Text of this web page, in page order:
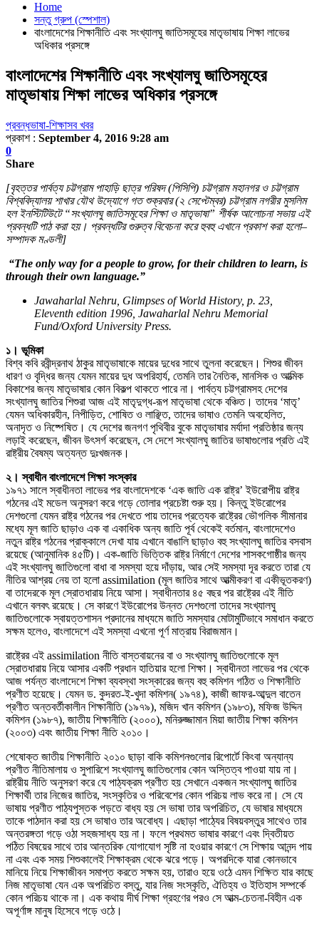
Home
সন্তু গ্রুপ (স্পেশাল)
বাংলাদেশের শিক্ষানীতি এবং সংখ্যালঘু জাতিসমূহের মাতৃভাষায় শিক্ষা লাভের
অধিকার প্রসঙ্গে
বাংলাদেশের শিক্ষানীতি এবং সংখ্যালঘু জাতিসমূহের
মাতৃভাষায় শিক্ষা লাভের অধিকার প্রসঙ্গে
প্রবন্ধভাষা-শিক্ষাসব খবর
প্রকাশ : September 4, 2016 9:28 am
0
Share
[বৃহত্তর পার্বত্য চট্টগ্রাম পাহাড়ি ছাত্র পরিষদ (পিসিপি) চট্টগ্রাম মহানগর ও চট্টগ্রাম
বিশ্ববিদ্যালয় শাখার যৌথ উদ্যোগে গত শুক্রবার (২ সেপ্টেম্বর) চট্টগ্রাম নগরীর মুসলিম
হল ইনস্টিটিউটে “সংখ্যালঘু জাতিসমূহের শিক্ষা ও মাতৃভাষা” শীর্ষক আলোচনা সভায় এই
প্রবন্ধটি পাঠ করা হয়। প্রবন্ধটির গুরুত্ব বিবেচনা করে হুবহু এখানে প্রকাশ করা হলো–
সম্পাদক মণ্ডলী]
“The only way for a people to grow, for their children to learn, is
through their own language.”
Jawaharlal Nehru, Glimpses of World History, p. 23,
Eleventh edition 1996, Jawaharlal Nehru Memorial
Fund/Oxford University Press.
১। ভূমিকা
বিশ্ব কবি রবীন্দ্রনাথ ঠাকুর মাতৃভাষাকে মায়ের দুধের সাথে তুলনা করেছেন। শিশুর জীবন
ধারণ ও বৃদ্ধির জন্য যেমন মায়ের দুধ অপরিহার্য, তেমনি তার নৈতিক, মানসিক ও আত্মিক
বিকাশের জন্য মাতৃভাষার কোন বিকল্প থাকতে পারে না। পার্বত্য চট্টগ্রামসহ দেশের
সংখ্যালঘু জাতির শিশুরা আজ এই মাতৃদুগ্ধ-রূপ মাতৃভাষা থেকে বঞ্চিত। তাদের ‘মাতৃ’
যেমন অধিকারহীন, নিপীড়িত, শোষিত ও লাঞ্ছিত, তাদের ভাষাও তেমনি অবহেলিত,
অনাদৃত ও নিষ্পেষিত। যে দেশের জনগণ পৃথিবীর বুকে মাতৃভাষার মর্যাদা প্রতিষ্ঠার জন্য
লড়াই করেছেন, জীবন উৎসর্গ করেছেন, সে দেশে সংখ্যালঘু জাতির ভাষাগুলোর প্রতি এই
রাষ্ট্রীয় বৈষম্য অত্যন্ত দুঃখজনক।
২। স্বাধীন বাংলাদেশে শিক্ষা সংস্কার
১৯৭১ সালে স্বাধীনতা লাভের পর বাংলাদেশকে ‘এক জাতি এক রাষ্ট্র’ ইউরোপীয় রাষ্ট্র
গঠনের এই মডেল অনুসরণ করে গড়ে তোলার প্রচেষ্টা শুরু হয়। কিন্তু ইউরোপের
দেশগুলো যেমন রাষ্ট্র গঠনের পর দেখতে পায় তাদের প্রত্যেক রাষ্ট্রের ভৌগলিক সীমানার
মধ্যে মূল জাতি ছাড়াও এক বা একাধিক অন্য জাতি পূর্ব থেকেই বর্তমান, বাংলাদেশেও
নতুন রাষ্ট্র গঠনের প্রাক্কালে দেখা যায় এখানে বাঙালি ছাড়াও বহু সংখ্যালঘু জাতির বসবাস
রয়েছে (আনুমানিক ৪৫টি)। এক-জাতি ভিত্তিক রাষ্ট্র নির্মাণে দেশের শাসকগোষ্ঠীর জন্য
এই সংখ্যালঘু জাতিগুলো বাধা বা সমস্যা হয়ে দাঁড়ায়, আর সেই সমস্যা দূর করতে তারা যে
নীতির আশ্রয় নেয় তা হলো assimilation (মূল জাতির সাথে আত্মীকরণ বা একীভূতকরণ)
বা তাদেরকে মূল স্রোতধারায় নিয়ে আসা। স্বাধীনতার ৪৫ বছর পর রাষ্ট্রের এই নীতি
এখানে বলবৎ রয়েছে। সে কারণে ইউরোপের উন্নত দেশগুলো তাদের সংখ্যালঘু
জাতিগুলোকে স্বায়ত্তশাসন প্রদানের মাধ্যমে জাতি সমস্যার মোটামুটিভাবে সমাধান করতে
সক্ষম হলেও, বাংলাদেশে এই সমস্যা এখনো পূর্ণ মাত্রায় বিরাজমান।
রাষ্ট্রের এই assimilation নীতি বাস্তবায়নের বা ও সংখ্যালঘু জাতিগুলোকে মূল
স্রোতধারায় নিয়ে আসার একটি প্রধান হাতিয়ার হলো শিক্ষা। স্বাধীনতা লাভের পর থেকে
আজ পর্যন্ত বাংলাদেশে শিক্ষা ব্যবস্থা সংস্কারের জন্য বহু কমিশন গঠিত ও শিক্ষানীতি
প্রণীত হয়েছে। যেমন ড. কুদরত-ই-খুদা কমিশন( ১৯৭৪), কাজী জাফর-আব্দুল বাতেন
প্রণীত অন্তবর্তীকালীন শিক্ষানীতি (১৯৭৯), মজিদ খান কমিশন (১৯৮৩), মফিজ উদ্দিন
কমিশন (১৯৮৭), জাতীয় শিক্ষানীতি (২০০০), মনিরুজ্জামান মিয়া জাতীয় শিক্ষা কমিশন
(২০০৩) এবং জাতীয় শিক্ষা নীতি ২০১০।
শেষোক্ত জাতীয় শিক্ষানীতি ২০১০ ছাড়া বাকি কমিশনগুলোর রিপোর্টে কিংবা অন্যান্য
প্রণীত নীতিমালায় ও সুপারিশে সংখ্যালঘু জাতিগুলোর কোন অস্তিত্ব পাওয়া যায় না।
রাষ্ট্রীয় নীতি অনুসরণ করে যে পাঠ্যক্রম প্রণীত হয় সেখানে একজন সংখ্যালঘু জাতির
শিক্ষার্থী তার নিজের জাতির, সংস্কৃতির ও পরিবেশের কোন পরিচয় লাভ করে না। সে যে
ভাষায় প্রণীত পাঠ্যপুস্তক পড়তে বাধ্য হয় সে ভাষা তার অপরিচিত, যে ভাষার মাধ্যমে
তাকে পাঠদান করা হয় সে ভাষাও তার অবোধ্য। এছাড়া পাঠ্যের বিষয়বস্তুর সাথেও তার
অন্তরঙ্গতা গড়ে ওঠা সহজসাধ্য হয় না। ফলে প্রথমত ভাষার কারণে এবং দ্বিতীয়ত
পঠিত বিষয়ের সাথে তার আন্তরিক যোগাযোগ সৃষ্টি না হওয়ার কারণে সে শিক্ষায় আনন্দ পায়
না এবং এক সময় শিশুকালেই শিক্ষাক্রম থেকে ঝরে পড়ে। অপরদিকে যারা কোনভাবে
মানিয়ে নিয়ে শিক্ষাজীবন সমাপ্ত করতে সক্ষম হয়, তারাও হয়ে ওঠে এমন শিক্ষিত যার কাছে
নিজ মাতৃভাষা যেন এক অপরিচিত বস্তু, যার নিজ সংস্কৃতি, ঐতিহ্য ও ইতিহাস সম্পর্কে
কোন পরিচয় থাকে না। এক কথায় দীর্ঘ শিক্ষা গ্রহণের পরও সে আত্ম-চেতনা-বিহীন এক
অপূর্ণাঙ্গ মানুষ হিসেবে গড়ে ওঠে।